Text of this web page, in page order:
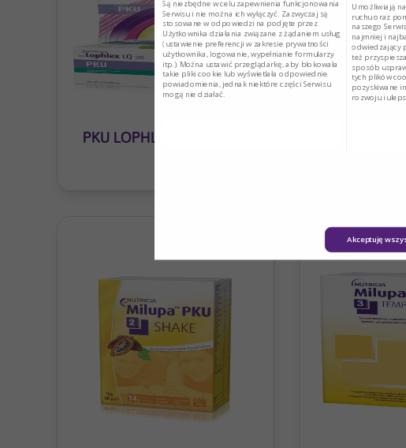
PKU LOPHLEX LQ
Są niezbędne w celu zapewnienia funkcjonowania
Serwisu i nie można ich wyłączyć. Zazwyczaj są
stosowane w odpowiedzi na podjęte przez
Użytkownika działania związane z żądaniem usług
(ustawienie preferencji w zakresie prywatności
użytkownika, logowanie, wypełnianie formularzy
itp.). Można ustawić przeglądarkę, aby blokowała
takie pliki cookie lub wyświetlała odpowiednie
powiadomienia, jednak niektóre części Serwisu
mogą nie działać.
Umożliwiają
ruchu oraz
naszego
najmniej i
odwiedzający
też
sposób
tych plików
pozyskiwane
rozwoju i
Akceptuję